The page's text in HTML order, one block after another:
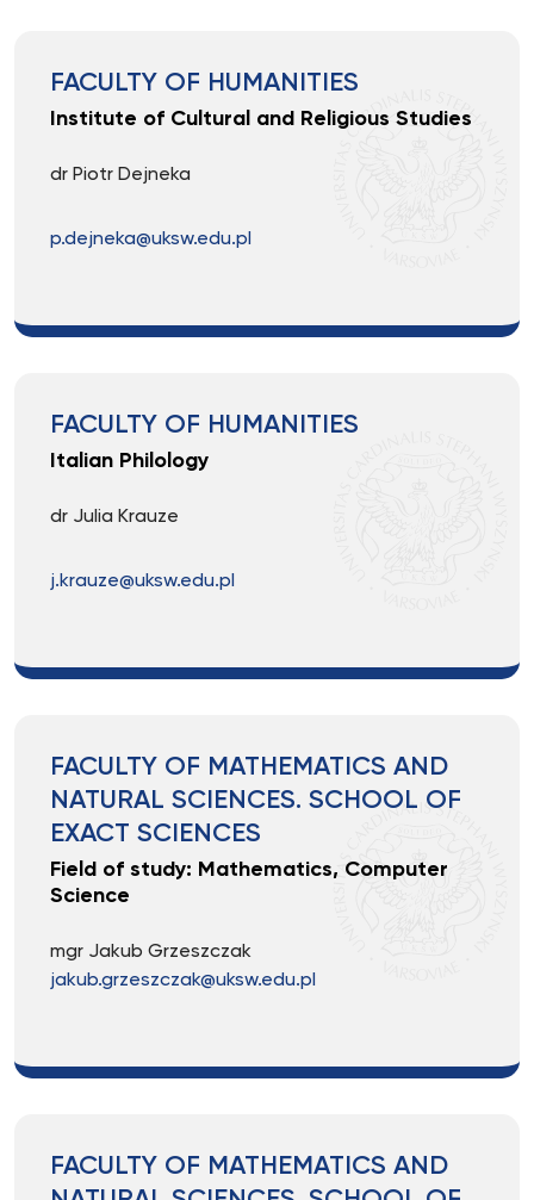
FACULTY OF HUMANITIES
Institute of Cultural and Religious Studies
dr Piotr Dejneka
p.dejneka@uksw.edu.pl
FACULTY OF HUMANITIES
Italian Philology
dr Julia Krauze
j.krauze@uksw.edu.pl
FACULTY OF MATHEMATICS AND
NATURAL SCIENCES. SCHOOL OF
EXACT SCIENCES
Field of study: Mathematics, Computer
Science
mgr Jakub Grzeszczak
jakub.grzeszczak@uksw.edu.pl
FACULTY OF MATHEMATICS AND